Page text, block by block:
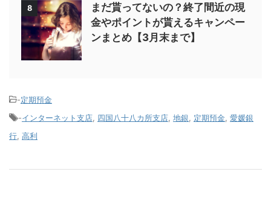
8
まだ貰ってないの？終了間近の現
金やポイントが貰えるキャンペー
ンまとめ【3月末まで】
-定期預金
-インターネット支店 四国八十八カ所支店 地銀 定期預金 愛媛銀
行 高利